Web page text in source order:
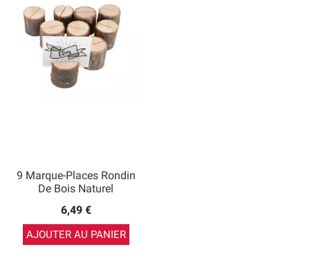
9 Marque-Places Rondin
De Bois Naturel
6,49 €
AJOUTER AU PANIER